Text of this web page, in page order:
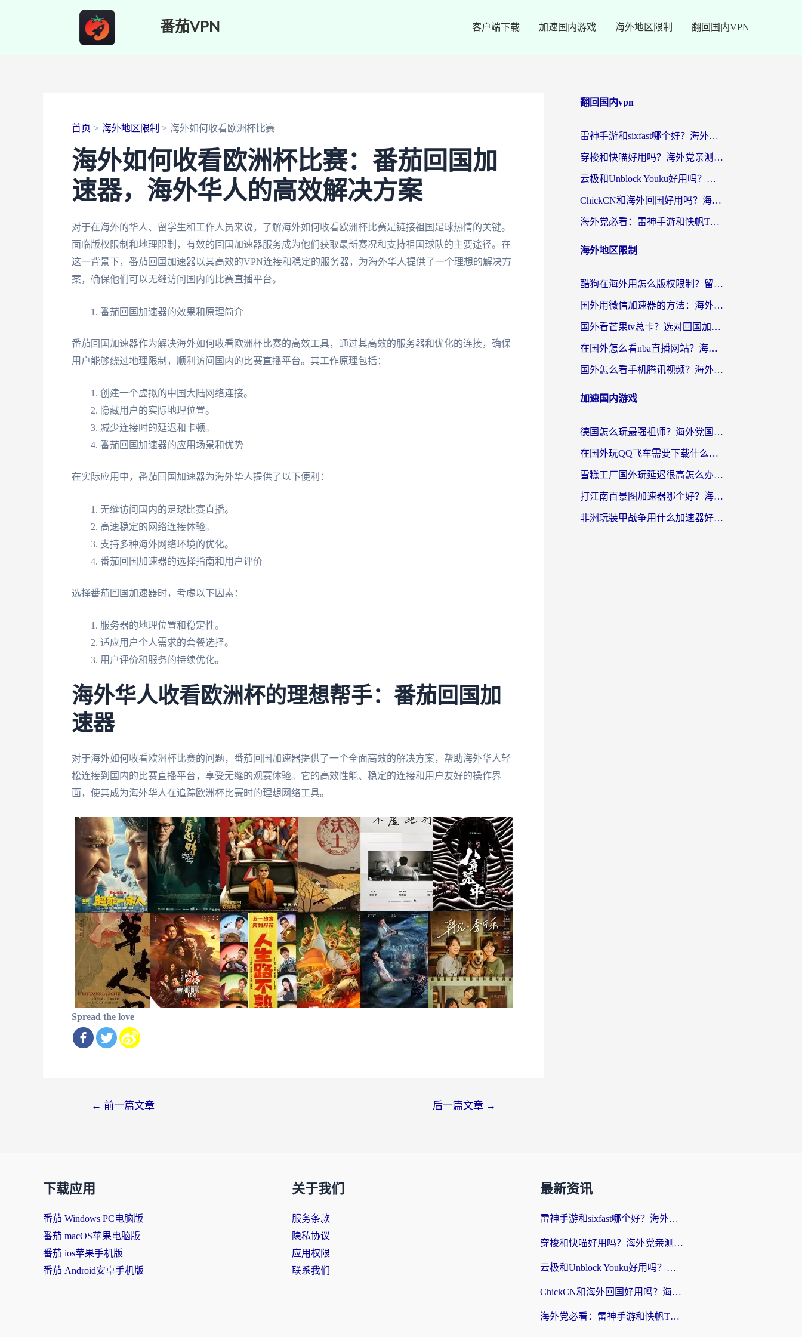
番茄VPN 客户端下载 加速国内游戏 海外地区限制 翻回国内VPN
首页 海外地区限制 海外如何收看欧洲杯比赛
海外如何收看欧洲杯比赛：番茄回国加
速器，海外华人的高效解决方案
对于在海外的华人、留学生和工作人员来说，了解海外如何收看欧洲杯比赛是链接祖国足球热情的关键。
面临版权限制和地理限制，有效的回国加速器服务成为他们获取最新赛况和支持祖国球队的主要途径。在
这一背景下，番茄回国加速器以其高效的VPN连接和稳定的服务器，为海外华人提供了一个理想的解决方
案，确保他们可以无缝访问国内的比赛直播平台。
番茄回国加速器的效果和原理简介
番茄回国加速器作为解决海外如何收看欧洲杯比赛的高效工具，通过其高效的服务器和优化的连接，确保
用户能够绕过地理限制，顺利访问国内的比赛直播平台。其工作原理包括：
创建一个虚拟的中国大陆网络连接。
隐藏用户的实际地理位置。
减少连接时的延迟和卡顿。
番茄回国加速器的应用场景和优势
在实际应用中，番茄回国加速器为海外华人提供了以下便利：
无缝访问国内的足球比赛直播。
高速稳定的网络连接体验。
支持多种海外网络环境的优化。
番茄回国加速器的选择指南和用户评价
选择番茄回国加速器时，考虑以下因素：
服务器的地理位置和稳定性。
适应用户个人需求的套餐选择。
用户评价和服务的持续优化。
海外华人收看欧洲杯的理想帮手：番茄回国加
速器
对于海外如何收看欧洲杯比赛的问题，番茄回国加速器提供了一个全面高效的解决方案，帮助海外华人轻
松连接到国内的比赛直播平台，享受无缝的观赛体验。它的高效性能、稳定的连接和用户友好的操作界
面，使其成为海外华人在追踪欧洲杯比赛时的理想网络工具。
Spread the love
← 前一篇文章 后一篇文章 →
翻回国内vpn
雷神手游和sixfast哪个好？海外党亲测3款回国加速器，教你选对不踩坑
穿梭和快喵好用吗？海外党亲测：小众加速器对比+番茄加速器深度体验
云极和Unblock Youku好用吗？海外党亲测+2026回国加速器避坑指南
ChickCN和海外回国好用吗？海外党2026亲测：从手游到影音，选对加速器的3个关键
海外党必看：雷神手游和快帆TV版好用吗？3步选对回国加速器不踩坑
海外地区限制
酷狗在海外用怎么版权限制？留学生亲测：3步解决听国内音乐难题
国外用微信加速器的方法：海外党无缝连接国内生活的实用指南
国外看芒果tv总卡？选对回国加速器，轻松追《浪姐》不费劲
在国外怎么看nba直播网站？海外党专属体育观赛指南，告别地区限制！
国外怎么看手机腾讯视频？海外党亲测有效的追剧加速器选择指南
加速国内游戏
德国怎么玩最强祖师？海外党国服游戏加速器选择全攻略（附宝可梦Online实测）
在国外玩QQ飞车需要下载什么加速器呢？海外党亲测有效的国服游戏加速指南
雪糕工厂国外玩延迟很高怎么办？海外玩家国服游戏加速终极攻略（附实测推荐）
打江南百景图加速器哪个好？海外党踩坑N次后，终于找到不卡的秘诀
非洲玩装甲战争用什么加速器好？海外党亲测有效的国服游戏加速方案
下载应用
番茄 Windows PC电脑版
番茄 macOS苹果电脑版
番茄 ios苹果手机版
番茄 Android安卓手机版
关于我们
服务条款
隐私协议
应用权限
联系我们
最新资讯
雷神手游和sixfast哪个好？海外党亲测3款回国加速器，教你选对不踩坑
穿梭和快喵好用吗？海外党亲测：小众加速器对比+番茄加速器深度体验
云极和Unblock Youku好用吗？海外党亲测+2026回国加速器避坑指南
ChickCN和海外回国好用吗？海外党2026亲测：从手游到影音，选对加速器的3个关键
海外党必看：雷神手游和快帆TV版好用吗？3步选对回国加速器不踩坑